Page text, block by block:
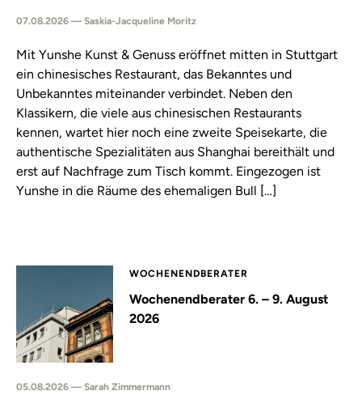
07.08.2026 — Saskia-Jacqueline Moritz
Mit Yunshe Kunst & Genuss eröffnet mitten in Stuttgart
ein chinesisches Restaurant, das Bekanntes und
Unbekanntes miteinander verbindet. Neben den
Klassikern, die viele aus chinesischen Restaurants
kennen, wartet hier noch eine zweite Speisekarte, die
authentische Spezialitäten aus Shanghai bereithält und
erst auf Nachfrage zum Tisch kommt. Eingezogen ist
Yunshe in die Räume des ehemaligen Bull […]
WOCHENENDBERATER
Wochenendberater 6. – 9. August
2026
05.08.2026 — Sarah Zimmermann